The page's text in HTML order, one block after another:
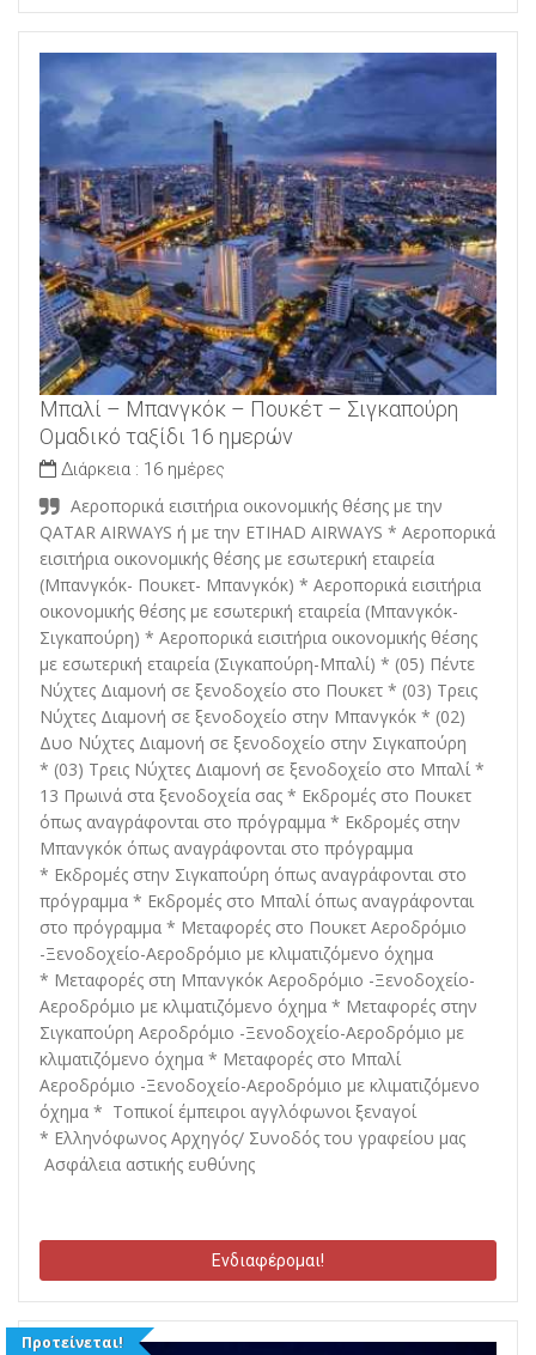
Μπαλί – Μπανγκόκ – Πουκέτ – Σιγκαπούρη
Ομαδικό ταξίδι 16 ημερών
Διάρκεια : 16 ημέρες
Αεροπορικά εισιτήρια οικονομικής θέσης με την
QATAR AIRWAYS ή με την ETIHAD AIRWAYS * Αεροπορικά
εισιτήρια οικονομικής θέσης με εσωτερική εταιρεία
(Μπανγκόκ- Πουκετ- Μπανγκόκ) * Αεροπορικά εισιτήρια
οικονομικής θέσης με εσωτερική εταιρεία (Μπανγκόκ-
Σιγκαπούρη) * Αεροπορικά εισιτήρια οικονομικής θέσης
με εσωτερική εταιρεία (Σιγκαπούρη-Μπαλί) * (05) Πέντε
Νύχτες Διαμονή σε ξενοδοχείο στο Πουκετ * (03) Τρεις
Νύχτες Διαμονή σε ξενοδοχείο στην Μπανγκόκ * (02)
Δυο Νύχτες Διαμονή σε ξενοδοχείο στην Σιγκαπούρη
* (03) Τρεις Νύχτες Διαμονή σε ξενοδοχείο στο Μπαλί *
13 Πρωινά στα ξενοδοχεία σας * Εκδρομές στο Πουκετ
όπως αναγράφονται στο πρόγραμμα * Εκδρομές στην
Μπανγκόκ όπως αναγράφονται στο πρόγραμμα
* Εκδρομές στην Σιγκαπούρη όπως αναγράφονται στο
πρόγραμμα * Εκδρομές στο Μπαλί όπως αναγράφονται
στο πρόγραμμα * Μεταφορές στο Πουκετ Αεροδρόμιο
-Ξενοδοχείο-Αεροδρόμιο με κλιματιζόμενο όχημα
* Μεταφορές στη Μπανγκόκ Αεροδρόμιο -Ξενοδοχείο-
Αεροδρόμιο με κλιματιζόμενο όχημα * Μεταφορές στην
Σιγκαπούρη Αεροδρόμιο -Ξενοδοχείο-Αεροδρόμιο με
κλιματιζόμενο όχημα * Μεταφορές στο Μπαλί
Αεροδρόμιο -Ξενοδοχείο-Αεροδρόμιο με κλιματιζόμενο
όχημα * Τοπικοί έμπειροι αγγλόφωνοι ξεναγοί
* Ελληνόφωνος Αρχηγός/ Συνοδός του γραφείου μας
Ασφάλεια αστικής ευθύνης
Ενδιαφέρομαι!
Προτείνεται!